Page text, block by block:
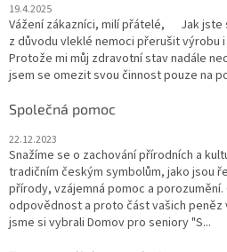
19.4.2025
Vážení zákazníci, milí přátelé, Jak jste
z důvodu vleklé nemoci přerušit výrobu
Protože mi můj zdravotní stav nadále
jsem se omezit svou činnost pouze na
Společná pomoc
22.12.2023
Snažíme se o zachování přírodních a
tradičním českým symbolům, jako jsou
přírody, vzájemná pomoc a
odpovědnost a proto část vašich peněz
jsme si vybrali Domov pro seniory "S...